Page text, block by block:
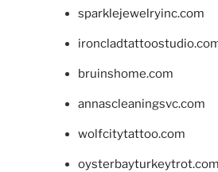
sparklejewelryinc.com
bruinshome.com
annascleaningsvc.com
wolfcitytattoo.com
oysterbayturkeytrot.com